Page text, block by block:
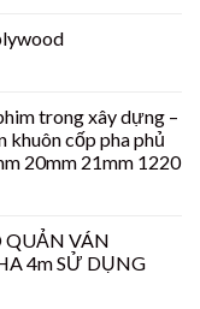
trong xây dựng –
khuôn cốp pha phủ
20mm 21mm 1220
QUẢN VÁN
4m SỬ DỤNG